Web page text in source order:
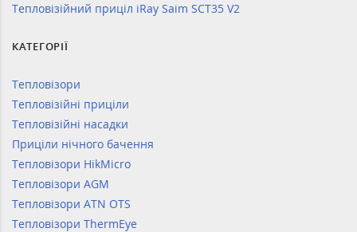
Тепловізійний приціл iRay Saim SCT35 V2
КАТЕГОРІЇ
Тепловізори
Тепловізійні приціли
Тепловізійні насадки
Приціли нічного бачення
Тепловізори HikMicro
Тепловізори AGM
Тепловізори ATN OTS
Тепловізори ThermEye